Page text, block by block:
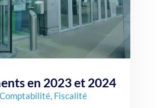
en 2023 et 2024
Comptabilité, Fiscalité